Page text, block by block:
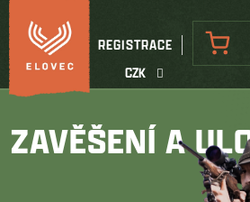
Přejít
na
obsah
CZK
REGISTRACE
ZAVĚŠENÍ A